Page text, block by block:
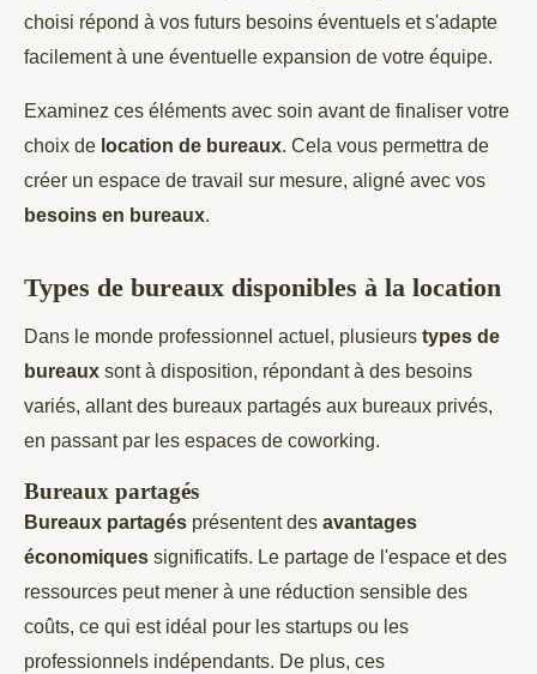
choisi répond à vos futurs besoins éventuels et s'adapte
facilement à une éventuelle expansion de votre équipe.
Examinez ces éléments avec soin avant de finaliser votre
choix de location de bureaux . Cela vous permettra de
créer un espace de travail sur mesure, aligné avec vos
besoins en bureaux
Types de bureaux disponibles à la location
Dans le monde professionnel actuel, plusieurs types de
bureaux sont à disposition, répondant à des besoins
variés, allant des bureaux partagés aux bureaux privés,
en passant par les espaces de coworking.
Bureaux partagés
Bureaux partagés présentent des avantages
économiques significatifs. Le partage de l'espace et des
ressources peut mener à une réduction sensible des
coûts, ce qui est idéal pour les startups ou les
professionnels indépendants. De plus, ces